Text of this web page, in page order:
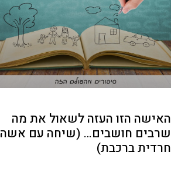
האישה הזו העזה לשאול את מה
שרבים חושבים… (שיחה עם אשה
חרדית ברכבת)